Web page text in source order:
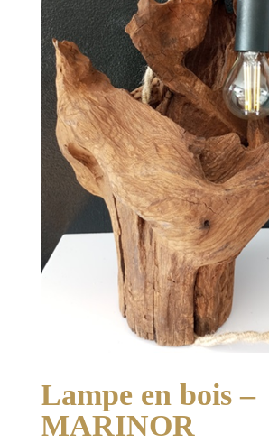
Lampe en bois –
MARINOR